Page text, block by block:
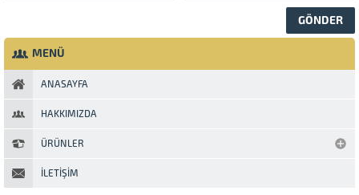
MENÜ
ANASAYFA
HAKKIMIZDA
ÜRÜNLER
İLETIŞIM